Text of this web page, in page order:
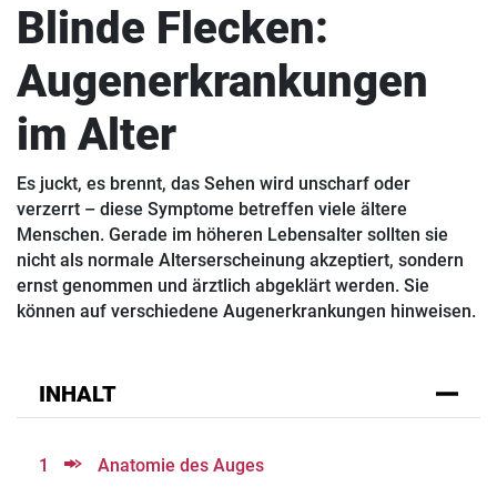
Blinde Flecken:
Augenerkrankungen
im Alter
Es juckt, es brennt, das Sehen wird unscharf oder
verzerrt – diese Symptome betreffen viele ältere
Menschen. Gerade im höheren Lebensalter sollten sie
nicht als normale Alterserscheinung akzeptiert, sondern
ernst genommen und ärztlich abgeklärt werden. Sie
können auf verschiedene Augenerkrankungen hinweisen.
INHALT
1 Anatomie des Auges